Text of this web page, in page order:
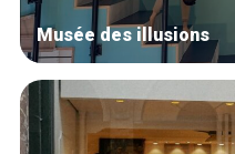
Musée des illusions